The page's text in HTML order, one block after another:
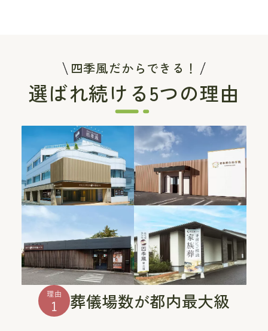
四季風だからできる！
選ばれ続ける5つの理由
理由
1 葬儀場数が都内最大級